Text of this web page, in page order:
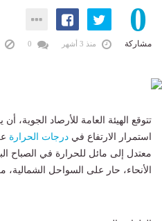
0
مشاركة منذ 3 أشهر
استمرار الارتفاع في درجات الحرارة
معتدل إلى مائل للحرارة في الصباح
الأنحاء، حار على السواحل الشمالية،